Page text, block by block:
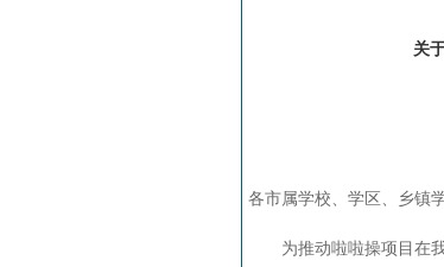
关
各市属学校、学区、乡镇
为推动啦啦操项目在我